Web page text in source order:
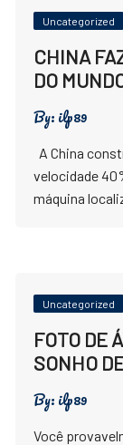
Uncategorized
CHINA
DO
By:ilp89
A China
velocidade
máquina
Uncategorized
FOTO DE
SONHO
By:ilp89
Você